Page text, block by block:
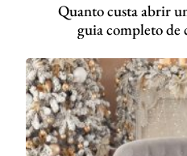
Quanto custa abrir
guia completo de